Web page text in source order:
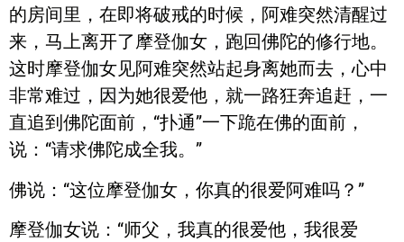
的房间里，在即将破戒的时候，阿难突然清醒过
来，马上离开了摩登伽女，跑回佛陀的修行地。
这时摩登伽女见阿难突然站起身离她而去，心中
非常难过，因为她很爱他，就一路狂奔追赶，一
直追到佛陀面前，“扑通”一下跪在佛的面前，
说：“请求佛陀成全我。”
佛说：“这位摩登伽女，你真的很爱阿难吗？”
摩登伽女说：“师父，我真的很爱他，我很爱